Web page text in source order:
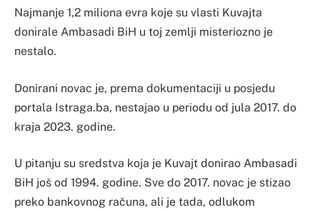
Najmanje 1,2 miliona evra koje su vlasti Kuvajta
donirale Ambasadi BiH u toj zemlji misteriozno je
nestalo.
Donirani novac je, prema dokumentaciji u posjedu
portala Istraga.ba, nestajao u periodu od jula 2017. do
kraja 2023. godine.
U pitanju su sredstva koja je Kuvajt donirao Ambasadi
BiH još od 1994. godine. Sve do 2017. novac je stizao
preko bankovnog računa, ali je tada, odlukom